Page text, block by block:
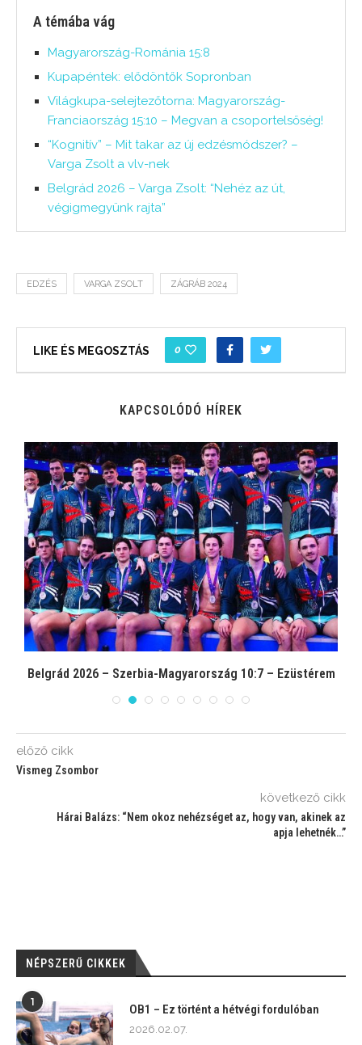
A témába vág
Magyarország-Románia 15:8
Kupapéntek: elődöntők Sopronban
Világkupa-selejtezőtorna: Magyarország-
Franciaország 15:10 – Megvan a csoportelsőség!
“Kognitív” – Mit takar az új edzésmódszer? –
Varga Zsolt a vlv-nek
Belgrád 2026 – Varga Zsolt: “Nehéz az út,
végigmegyünk rajta”
EDZÉS VARGA ZSOLT ZÁGRÁB 2024
LIKE ÉS MEGOSZTÁS 0
KAPCSOLÓDÓ HÍREK
Belgrád 2026 – Szerbia-Magyarország 10:7 – Ezüstérem
előző cikk
Vismeg Zsombor
következő cikk
Hárai Balázs: “Nem okoz nehézséget az, hogy van, akinek az
apja lehetnék…”
NÉPSZERŰ CIKKEK
1
OB1 – Ez történt a hétvégi fordulóban
2026.02.07.